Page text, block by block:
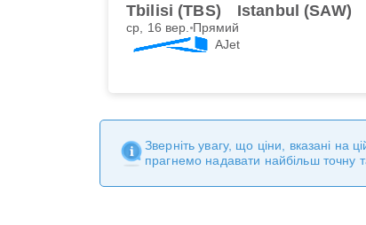
Tbilisi (TBS) Istanbul (SAW)
ср, 16 вер. Прямий
AJet
Зверніть увагу, що ціни, вказані на
прагнемо надавати найбільш точну